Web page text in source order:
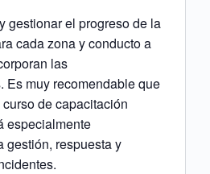
gestionar el progreso de la
cada zona y conducto a
las
Es muy recomendable que
de capacitación
especialmente
gestión, respuesta y